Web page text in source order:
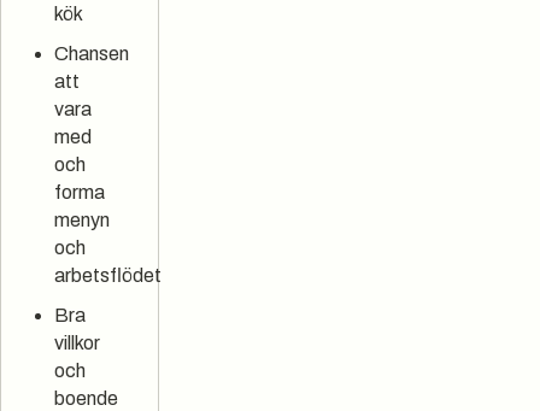
kök
Chansen
att
vara
med
och
forma
menyn
och
arbetsflödet
Bra
villkor
och
boende